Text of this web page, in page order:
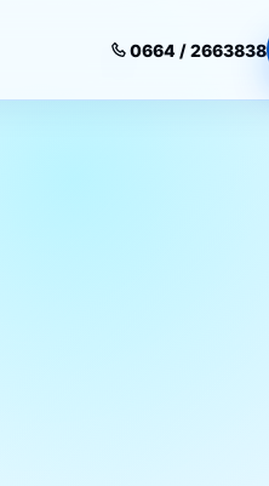
0664 / 2663838